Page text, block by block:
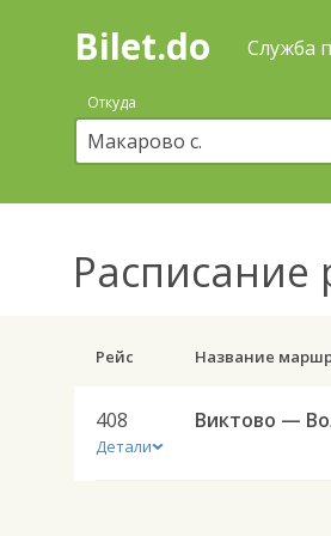
Поиск
покупка
билетов
автобус
онлайн
Bilet.do Служба
Откуда
Расписание
Рейс Название
408
Детали
Виктово —